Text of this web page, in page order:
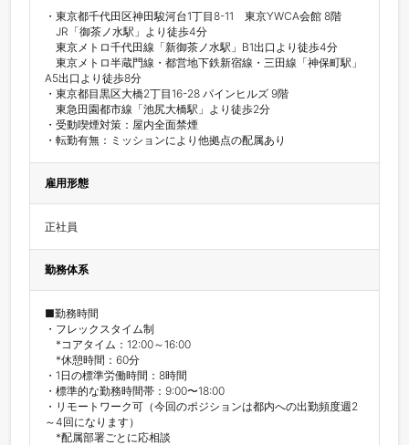
・東京都千代田区神田駿河台1丁目8-11　東京YWCA会館 8階
JR「御茶ノ水駅」より徒歩4分
東京メトロ千代田線「新御茶ノ水駅」B1出口より徒歩4分
東京メトロ半蔵門線・都営地下鉄新宿線・三田線「神保町駅」
A5出口より徒歩8分
・東京都目黒区大橋2丁目16-28 パインヒルズ 9階
東急田園都市線「池尻大橋駅」より徒歩2分
・受動喫煙対策：屋内全面禁煙
・転勤有無：ミッションにより他拠点の配属あり
雇用形態
正社員
勤務体系
■勤務時間
・フレックスタイム制
*コアタイム：12:00～16:00
*休憩時間：60分
・1日の標準労働時間：8時間
・標準的な勤務時間帯：9:00〜18:00
・リモートワーク可（今回のポジションは都内への出勤頻度週2
～4回になります）
*配属部署ごとに応相談